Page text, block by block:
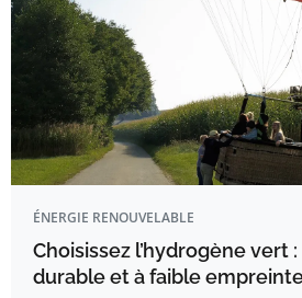
ÉNERGIE RENOUVELABLE
Choisissez l’hydrogène vert
durable et à faible